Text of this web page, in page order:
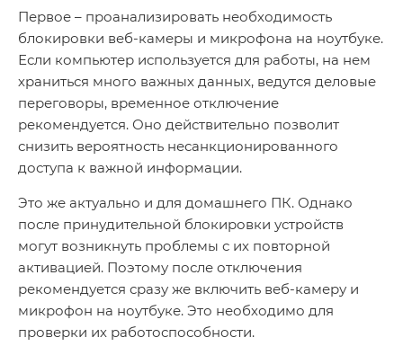
Первое – проанализировать необходимость
блокировки веб-камеры и микрофона на ноутбуке.
Если компьютер используется для работы, на нем
храниться много важных данных, ведутся деловые
переговоры, временное отключение
рекомендуется. Оно действительно позволит
снизить вероятность несанкционированного
доступа к важной информации.
Это же актуально и для домашнего ПК. Однако
после принудительной блокировки устройств
могут возникнуть проблемы с их повторной
активацией. Поэтому после отключения
рекомендуется сразу же включить веб-камеру и
микрофон на ноутбуке. Это необходимо для
проверки их работоспособности.